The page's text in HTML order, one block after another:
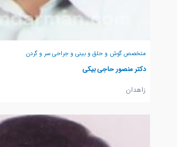
متخصص گوش و حلق و بینی و جراحی سر و گردن
دکتر منصور حاجی بیکی
زاهدان